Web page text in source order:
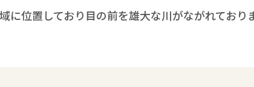
位置しており目の前を雄大な川がながれており